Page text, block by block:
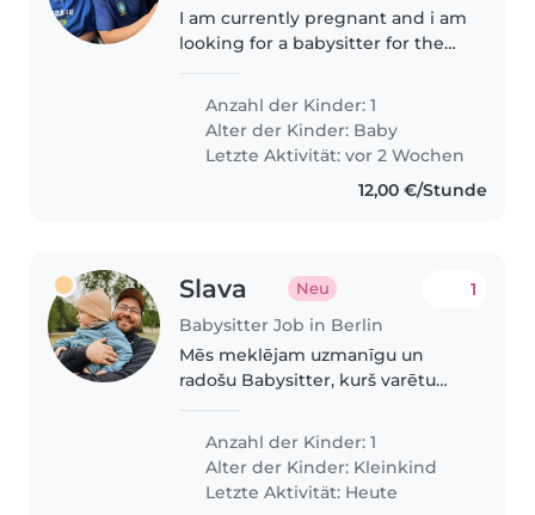
I am currently pregnant and i am
looking for a babysitter for the
who will be available for the
hours when i will be..
Anzahl der Kinder: 1
Alter der Kinder: Baby
Letzte Aktivität: vor 2 Wochen
12,00 €/Stunde
Slava Neu
Babysitter Job in Berlin
1
Mēs meklējam uzmanīgu un
radošu Babysitter, kurš varētu
runāju, izpalīdzīgu puišeli. Vārds
uz runāšanu ir gan angļu, gan
krievu, būtu lieliski, ja pieredze..
Anzahl der Kinder: 1
Alter der Kinder: Kleinkind
Letzte Aktivität: Heute